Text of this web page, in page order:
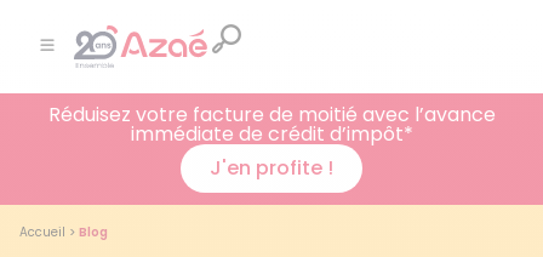
Réduisez votre facture de moitié avec l’avance
immédiate de crédit d’impôt*
J'en profite !
Accueil > Blog